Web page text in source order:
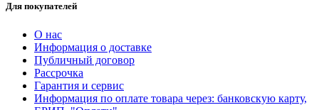
Для покупателей
О нас
Информация о доставке
Публичный договор
Рассрочка
Гарантия и сервис
Информация по оплате товара через: банковскую карту,